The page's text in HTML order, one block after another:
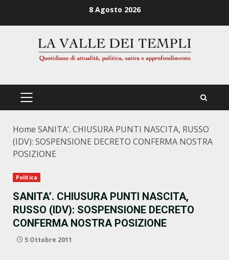
8 Agosto 2026
PRIMÄRES
Home SANITA’. CHIUSURA PUNTI NASCITA, RUSSO
(IDV): SOSPENSIONE DECRETO CONFERMA NOSTRA
POSIZIONE
Politica
SANITA’. CHIUSURA PUNTI NASCITA,
RUSSO (IDV): SOSPENSIONE DECRETO
CONFERMA NOSTRA POSIZIONE
5 Ottobre 2011